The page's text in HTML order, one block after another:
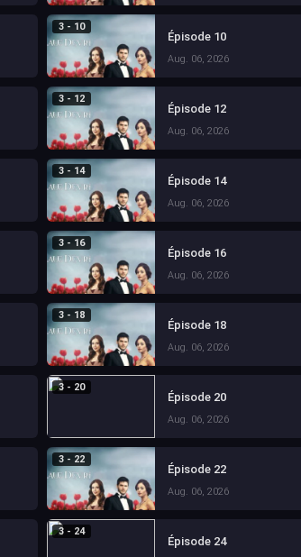
3 - 10
Épisode 10
Aug. 06, 2026
3 - 12
Épisode 12
Aug. 06, 2026
3 - 14
Épisode 14
Aug. 06, 2026
3 - 16
Épisode 16
Aug. 06, 2026
3 - 18
Épisode 18
Aug. 06, 2026
3 - 20
Épisode 20
Aug. 06, 2026
3 - 22
Épisode 22
Aug. 06, 2026
3 - 24
Épisode 24